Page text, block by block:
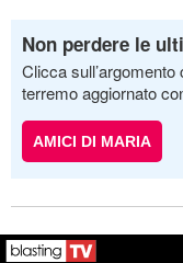
Non perdere le
Clicca
terremo aggiornato
AMICI DI MARIA